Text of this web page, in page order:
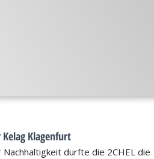
Kelag Klagenfurt
durfte die 2CHEL die